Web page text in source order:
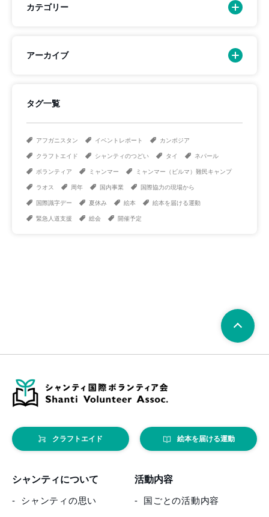
カテゴリー
アーカイブ
タグ一覧
アフガニスタン イベントレポート カンボジア
クラフトエイド シャンティのつどい タイ ネパール
ボランティア ミャンマー ミャンマー（ビルマ）難民キャンプ
ラオス 周年 国内事業 国際協力の現場から
国際識字デー 夏休み 絵本 絵本を届ける運動
緊急人道支援 総会 開催予定
クラフトエイド 絵本を届ける運動
シャンティについて
シャンティの思い
活動内容
国ごとの活動内容